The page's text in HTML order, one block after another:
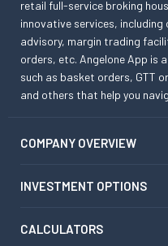
retail full-service broking
innovative services,
advisory, margin trading
orders, etc. Angelone App is
such as basket orders, GTT
and others that help you
COMPANY OVERVIEW
INVESTMENT OPTIONS
CALCULATORS